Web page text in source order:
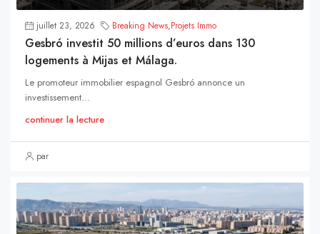
juillet 23, 2026 Breaking News,Projets Immo
Gesbró investit 50 millions d’euros dans 130
logements à Mijas et Málaga.
Le promoteur immobilier espagnol Gesbró annonce un
investissement...
continuer la lecture
par